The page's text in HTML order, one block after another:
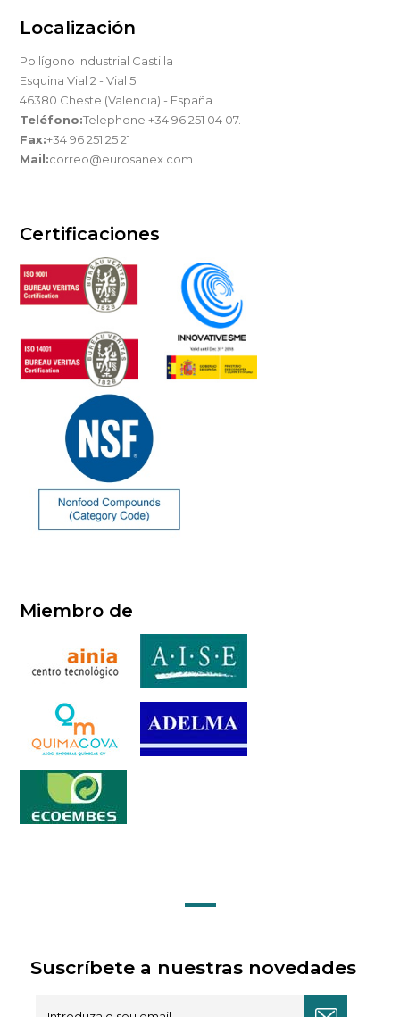
Localización
Pollígono Industrial Castilla
Esquina Vial 2 - Vial 5
46380 Cheste (Valencia) - España
Teléfono:Telephone +34 96 251 04 07.
Fax:+34 96 251 25 21
Mail:correo@eurosanex.com
Certificaciones
Miembro de
Suscríbete a nuestras novedades